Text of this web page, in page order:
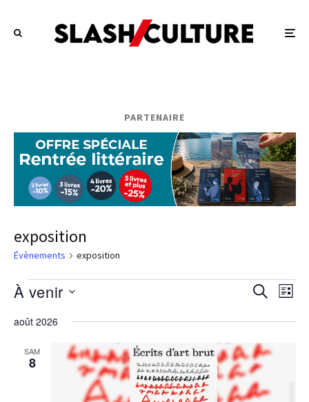
PARTENAIRE
exposition
Évènements exposition
Évènements
de
vues
de
LISTE
À venir
une
août 2026
SAM
8